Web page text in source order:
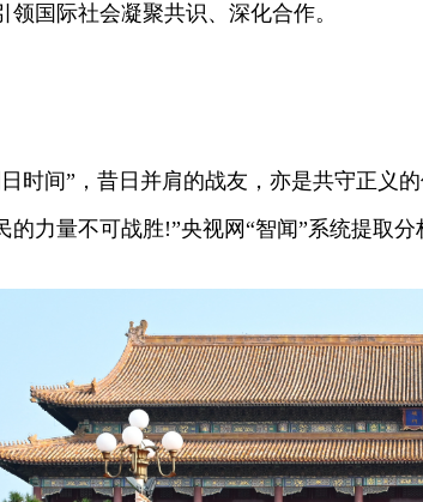
领国际社会凝聚共识、深化合作。
间”，昔日并肩的战友，亦是共守正义
的力量不可战胜!”央视网“智闻”系统提取